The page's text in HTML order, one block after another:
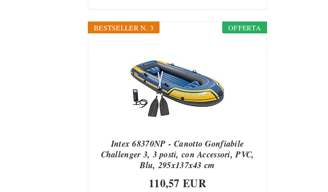
OFFERTA
BESTSELLER N. 3
Intex 68370NP - Canotto Gonfiabile
Challenger 3, 3 posti, con Accessori, PVC,
Blu, 295x137x43 cm
110,57 EUR